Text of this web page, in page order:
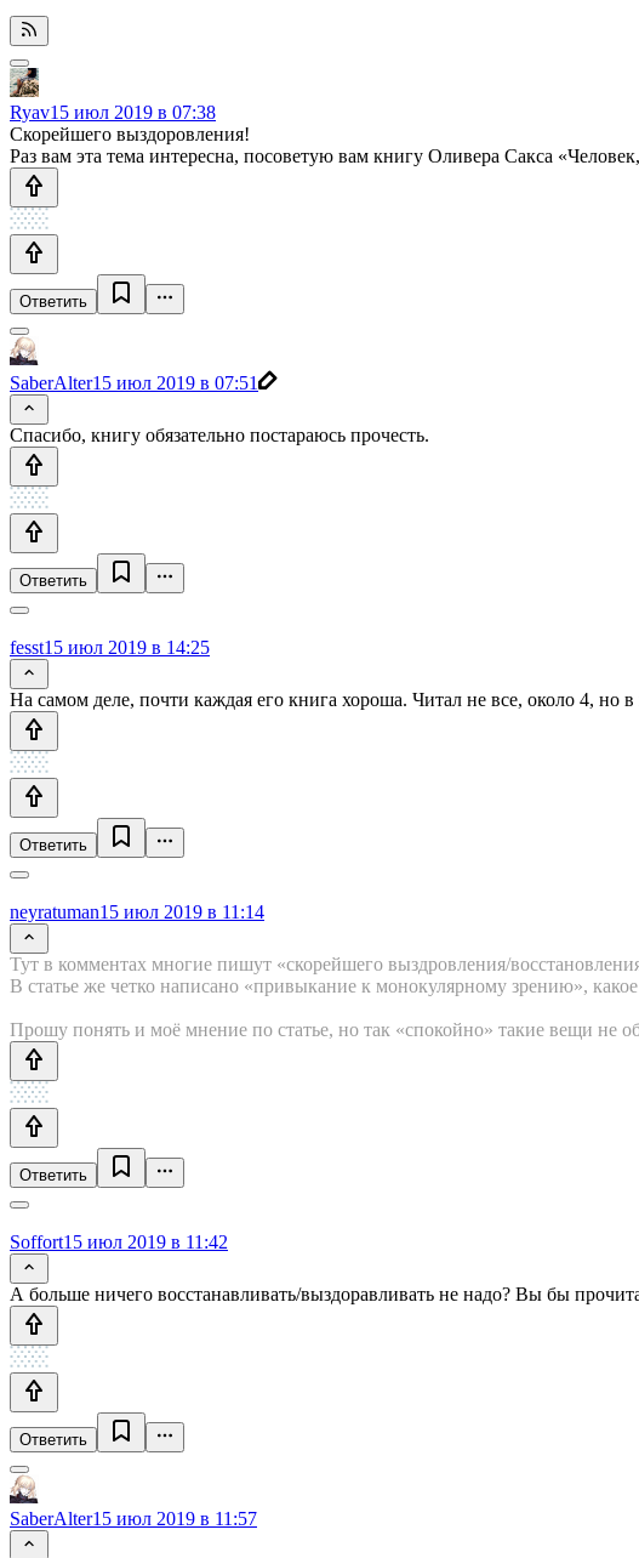
Ryav15 июл 2019 в 07:38
Скорейшего выздоровления!
Раз вам эта тема интересна, посоветую вам книгу Оливера Сакса
Ответить
SaberAlter15 июл 2019 в 07:51
Спасибо, книгу обязательно постараюсь прочесть.
Ответить
fesst15 июл 2019 в 14:25
На самом деле, почти каждая его книга хороша. Читал не все, около 4, но в
Ответить
neyratuman15 июл 2019 в 11:14
Тут в комментах многие пишут «скорейшего выздровления/
В статье же четко написано «привыкание к монокулярному зрению»,
Прошу понять и моё мнение по статье, но так «спокойно» такие вещи не
Ответить
Soffort15 июл 2019 в 11:42
А больше ничего восстанавливать/выздоравливать не надо? Вы бы
Ответить
SaberAlter15 июл 2019 в 11:57